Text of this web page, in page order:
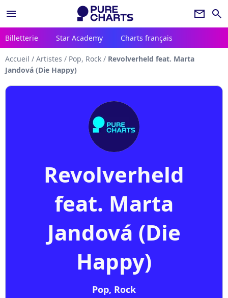
menu newsletter search
Billetterie Star Academy Charts français
Accueil / Artistes / Pop, Rock / Revolverheld feat. Marta
Jandová (Die Happy)
Revolverheld
feat. Marta
Jandová (Die
Happy)
Pop, Rock